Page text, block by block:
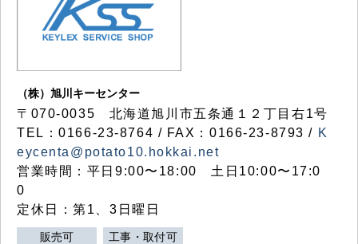
（株）旭川キーセンター
〒070-0035 北海道旭川市五条通１２丁目右1号
TEL：0166-23-8764 / FAX：0166-23-8793 / K
eycenta@potato10.hokkai.net
営業時間：平日9:00〜18:00 土日10:00〜17:0
0
定休日：第1、3日曜日
販売可 工事・取付可